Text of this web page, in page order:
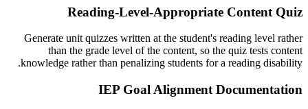
Reading-Level-Appropriate Content Quiz
Generate unit quizzes written at the student's reading level rather
than the grade level of the content, so the quiz tests content
knowledge rather than penalizing students for a reading disability.
IEP Goal Alignment Documentation